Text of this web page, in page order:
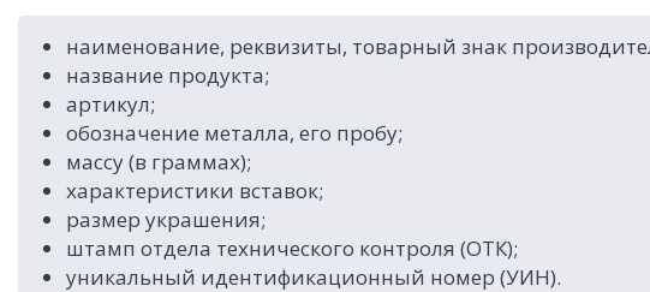
наименование, реквизиты, товарный знак
название продукта;
артикул;
обозначение металла, его пробу;
массу (в граммах);
характеристики вставок;
размер украшения;
штамп отдела технического контроля (ОТК);
уникальный идентификационный номер (УИН).